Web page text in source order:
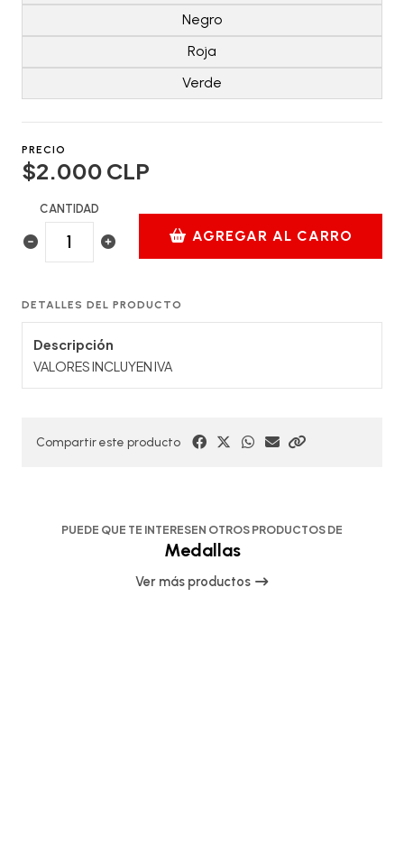
Negro
Roja
Verde
PRECIO
$2.000 CLP
CANTIDAD
AGREGAR AL CARRO
DETALLES DEL PRODUCTO
Descripción
VALORES INCLUYEN IVA
Compartir este producto
PUEDE QUE TE INTERESEN OTROS PRODUCTOS DE
Medallas
Ver más productos